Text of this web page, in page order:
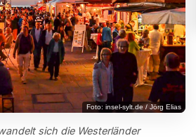
Foto: insel-sylt.de / Jörg Elias
sich die Westerländer